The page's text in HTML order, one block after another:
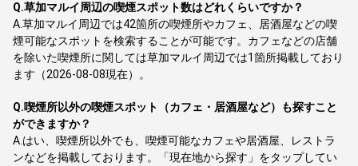
Q.草加マルイ周辺の喫煙スポット数はどれくらいですか？
A.草加マルイ周辺では42箇所の喫煙所やカフェ、居酒屋などの喫
煙可能なスポットを検索することが可能です。カフェなどの店舗
を除いた喫煙所に関しては草加マルイ周辺では1箇所掲載しており
ます（2026-08-08現在）。
Q.喫煙所以外の喫煙スポット（カフェ・居酒屋など）も探すこと
ができますか？
A. はい、喫煙所以外でも、喫煙可能なカフェや居酒屋、レストラ
ンなどを掲載しております。「現在地から探す」をタップしてい